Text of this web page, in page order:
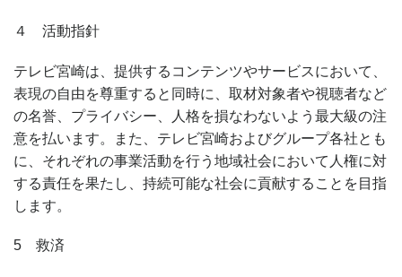
４ 活動指針
テレビ宮崎は、提供するコンテンツやサービスにおいて、
表現の自由を尊重すると同時に、取材対象者や視聴者など
の名誉、プライバシー、人格を損なわないよう最大級の注
意を払います。また、テレビ宮崎およびグループ各社とも
に、それぞれの事業活動を行う地域社会において人権に対
する責任を果たし、持続可能な社会に貢献することを目指
します。
5 救済